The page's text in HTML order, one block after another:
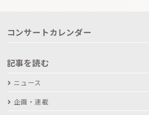
コンサートカレンダー
記事を読む
ニュース
企画・連載